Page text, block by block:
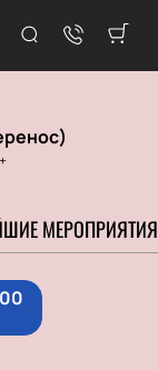
МЕРОПРИЯТИЯ